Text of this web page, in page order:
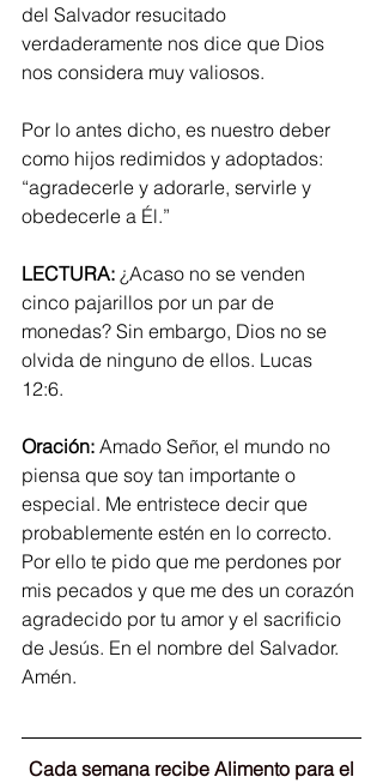
del Salvador resucitado
verdaderamente nos dice que Dios
nos considera muy valiosos.
Por lo antes dicho, es nuestro deber
como hijos redimidos y adoptados:
“agradecerle y adorarle, servirle y
obedecerle a Él.”
LECTURA: ¿Acaso no se venden
cinco pajarillos por un par de
monedas? Sin embargo, Dios no se
olvida de ninguno de ellos. Lucas
12:6.
Oración: Amado Señor, el mundo no
piensa que soy tan importante o
especial. Me entristece decir que
probablemente estén en lo correcto.
Por ello te pido que me perdones por
mis pecados y que me des un corazón
agradecido por tu amor y el sacrificio
de Jesús. En el nombre del Salvador.
Amén.
Cada semana recibe Alimento para el